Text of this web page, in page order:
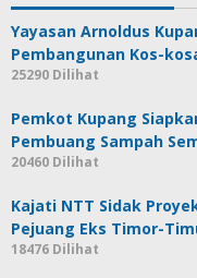
Yayasan Arnoldus
Pembangunan Kos-
25290 Dilihat
Pemkot Kupang
Pembuang Sampah
20460 Dilihat
Kajati NTT Sidak
Pejuang Eks Timor-
18476 Dilihat